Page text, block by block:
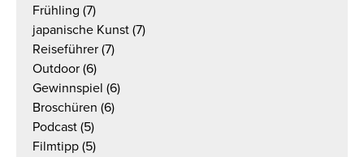
Frühling (7)
japanische Kunst (7)
Reiseführer (7)
Outdoor (6)
Gewinnspiel (6)
Broschüren (6)
Podcast (5)
Filmtipp (5)